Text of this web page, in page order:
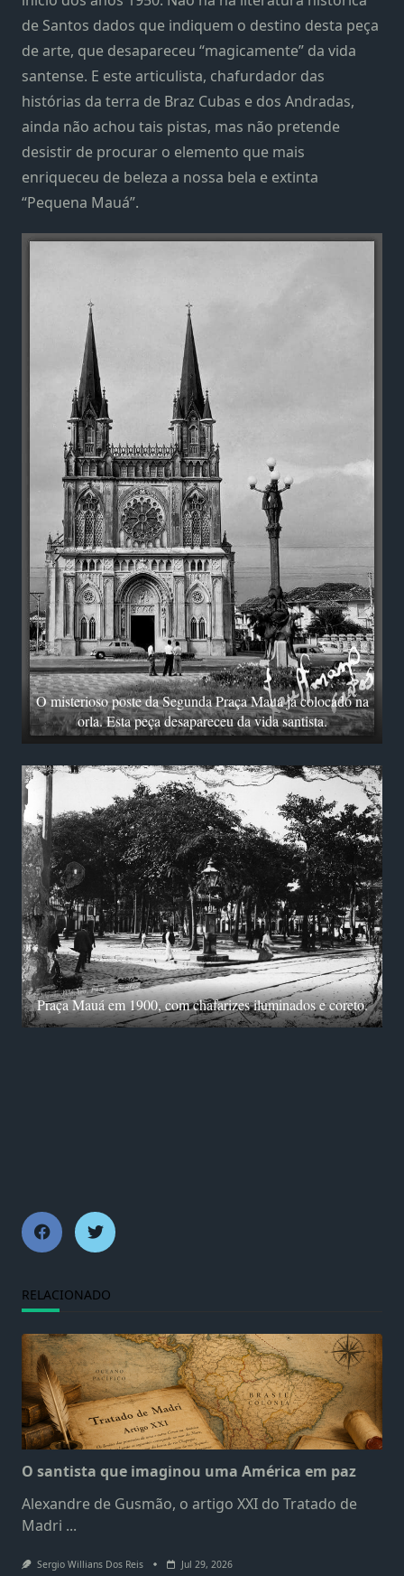
de Santos dados que indiquem o destino desta peça
de arte, que desapareceu “magicamente” da vida
santense. E este articulista, chafurdador das
histórias da terra de Braz Cubas e dos Andradas,
ainda não achou tais pistas, mas não pretende
desistir de procurar o elemento que mais
enriqueceu de beleza a nossa bela e extinta
“Pequena Mauá”.
O misterioso poste da Segunda Praça Mauá já colocado na
orla. Esta peça desapareceu da vida santista.
Praça Mauá em 1900, com chafarizes iluminados e coreto.
RELACIONADO
O santista que imaginou uma América em paz
Alexandre de Gusmão, o artigo XXI do Tratado de
Madri ...
Sergio Willians Dos Reis Jul 29, 2026